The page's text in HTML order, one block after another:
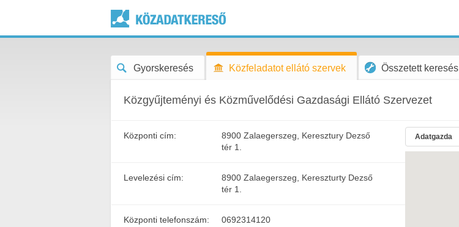
Gyorskeresés Közfeladatot ellátó szervek Összetett keresés
Közgyűjteményi és Közművelődési Gazdasági Ellátó Szervezet
Központi cím:
8900 Zalaegerszeg, Keresztury Dezső
tér 1.
Levelezési cím:
8900 Zalaegerszeg, Kereszturty Dezső
tér 1.
Központi telefonszám: 0692314120
Adatgazda